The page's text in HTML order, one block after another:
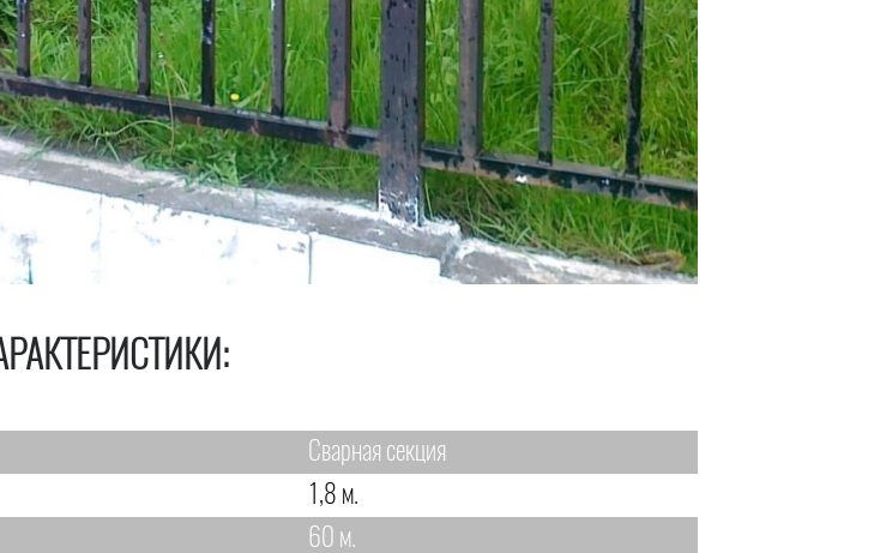
Сварная секция
1,8 м.
60 м.